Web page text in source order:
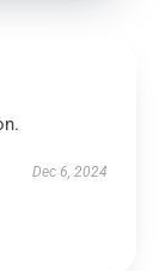
Dec 6, 2024